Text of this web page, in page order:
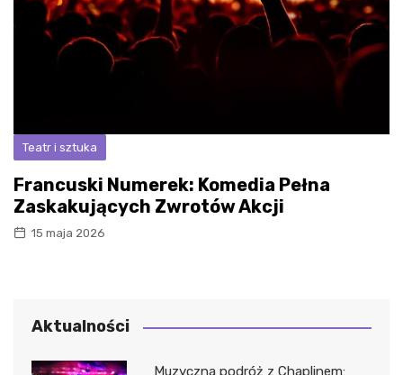
Teatr i sztuka
Francuski Numerek: Komedia Pełna
Zaskakujących Zwrotów Akcji
15 maja 2026
Aktualności
Muzyczna podróż z Chaplinem: